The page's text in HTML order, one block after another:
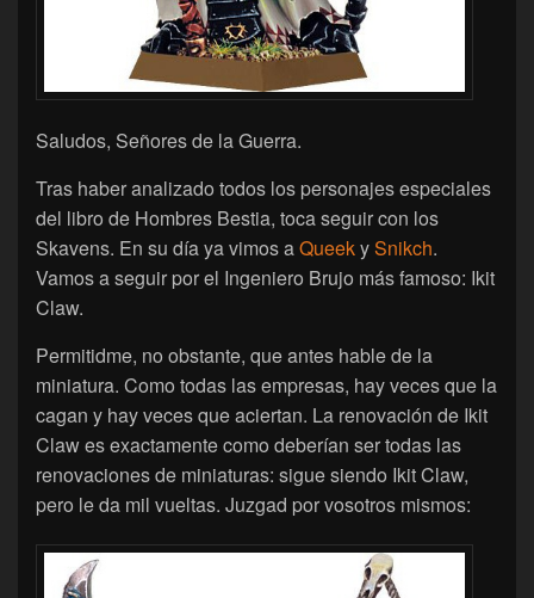
Saludos, Señores de la Guerra.
Tras haber analizado todos los personajes especiales
del libro de Hombres Bestia, toca seguir con los
Skavens. En su día ya vimos aQueekySnikch.
Vamos a seguir por el Ingeniero Brujo más famoso: Ikit
Claw.
Permitidme, no obstante, que antes hable de la
miniatura. Como todas las empresas, hay veces que la
cagan y hay veces que aciertan. La renovación de Ikit
Claw es exactamente como deberían ser todas las
renovaciones de miniaturas: sigue siendo Ikit Claw,
pero le da mil vueltas. Juzgad por vosotros mismos: